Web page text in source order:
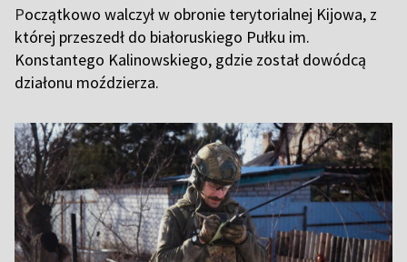
Początkowo walczył w obronie terytorialnej Kijowa, z
której przeszedł do białoruskiego Pułku im.
Konstantego Kalinowskiego, gdzie został dowódcą
działonu moździerza.